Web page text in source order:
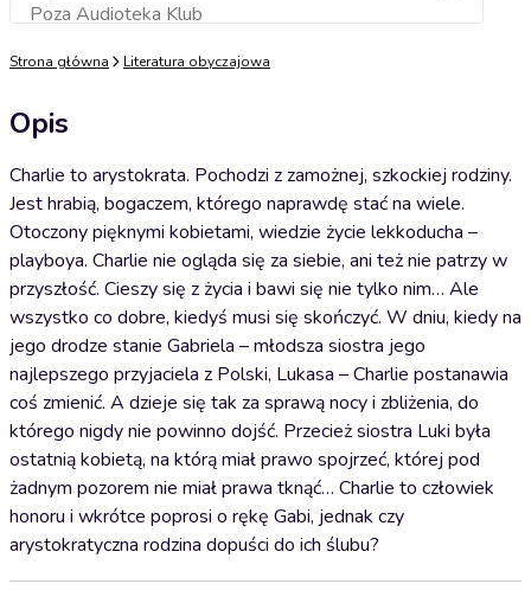
Poza Audioteka KlubDodaj do koszyka
Strona główna Literatura obyczajowa
Opis
Charlie to arystokrata. Pochodzi z zamożnej, szkockiej rodziny.
Jest hrabią, bogaczem, którego naprawdę stać na wiele.
Otoczony pięknymi kobietami, wiedzie życie lekkoducha –
playboya. Charlie nie ogląda się za siebie, ani też nie patrzy w
przyszłość. Cieszy się z życia i bawi się nie tylko nim… Ale
wszystko co dobre, kiedyś musi się skończyć. W dniu, kiedy na
jego drodze stanie Gabriela – młodsza siostra jego
najlepszego przyjaciela z Polski, Lukasa – Charlie postanawia
coś zmienić. A dzieje się tak za sprawą nocy i zbliżenia, do
którego nigdy nie powinno dojść. Przecież siostra Luki była
ostatnią kobietą, na którą miał prawo spojrzeć, której pod
żadnym pozorem nie miał prawa tknąć… Charlie to człowiek
honoru i wkrótce poprosi o rękę Gabi, jednak czy
arystokratyczna rodzina dopuści do ich ślubu?